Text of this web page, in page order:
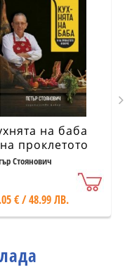
на баба
проклетото
Стоянович
€ / 48.99 ЛВ.